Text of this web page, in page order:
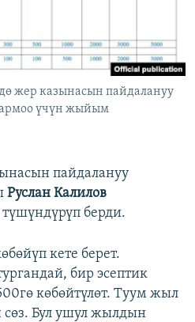
жер казынасын пайдалануу
үчүн жыйым
пайдалануу
Руслан Калилов
берди.
кете берет.
бир эсептик
көбөйтүлөт. Туум жыл
сөз. Бул ушул жылдын